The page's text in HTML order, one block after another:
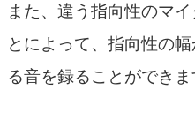
また、違う指向性のマ
とによって、指向性の
る音を録ることができま